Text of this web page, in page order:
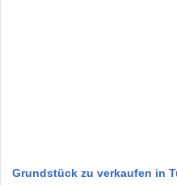
Grundstück zu verkaufen in